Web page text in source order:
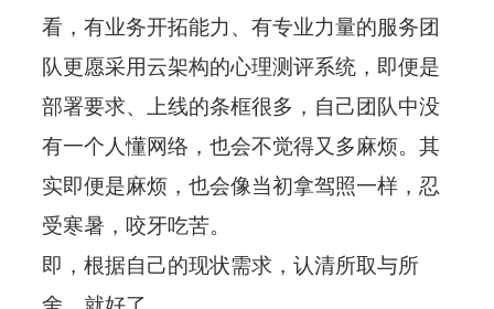
看，有业务开拓能力、有专业力量的服务团
队更愿采用云架构的心理测评系统，即便是
部署要求、上线的条框很多，自己团队中没
有一个人懂网络，也会不觉得又多麻烦。其
实即便是麻烦，也会像当初拿驾照一样，忍
受寒暑，咬牙吃苦。
即，根据自己的现状需求，认清所取与所